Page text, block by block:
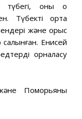
оның оң
Түбектің орта
және орыс
салынған. Енисей
орналасу
Поморьяны